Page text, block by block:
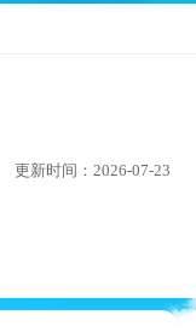
更新时间：2026-07-23